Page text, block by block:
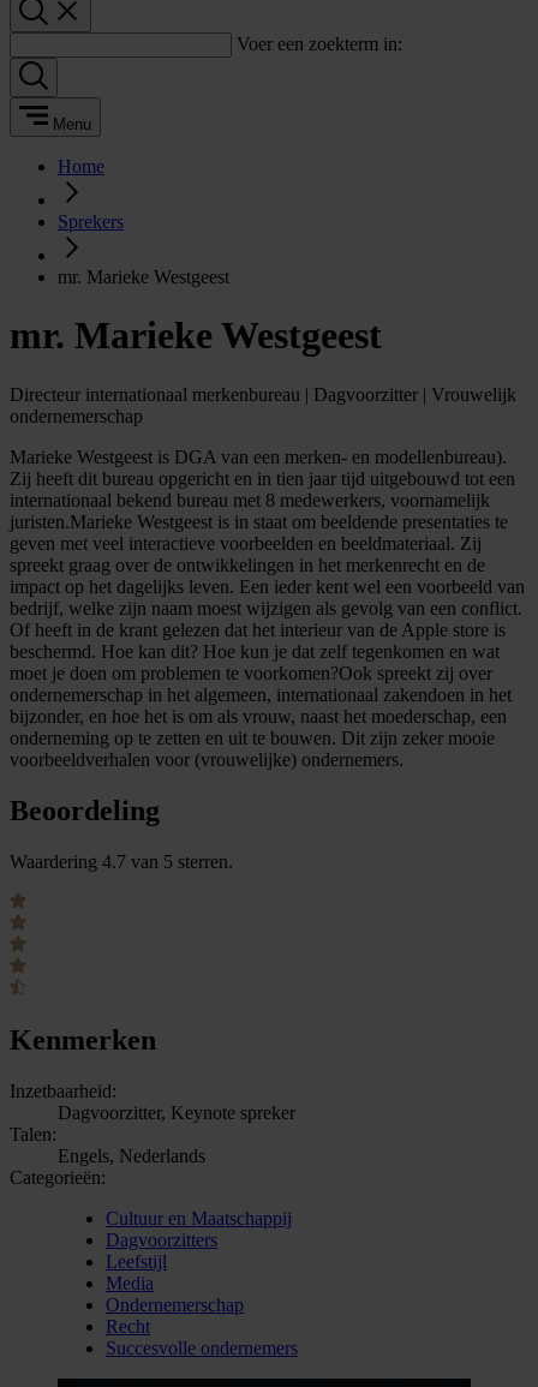
Voer een zoekterm in:
Menu
Home
Sprekers
mr. Marieke Westgeest
mr. Marieke Westgeest
Directeur internationaal merkenbureau | Dagvoorzitter | Vrouwelijk
ondernemerschap
Marieke Westgeest is DGA van een merken- en modellenbureau).
Zij heeft dit bureau opgericht en in tien jaar tijd uitgebouwd tot een
internationaal bekend bureau met 8 medewerkers, voornamelijk
juristen.Marieke Westgeest is in staat om beeldende presentaties te
geven met veel interactieve voorbeelden en beeldmateriaal. Zij
spreekt graag over de ontwikkelingen in het merkenrecht en de
impact op het dagelijks leven. Een ieder kent wel een voorbeeld van
bedrijf, welke zijn naam moest wijzigen als gevolg van een conflict.
Of heeft in de krant gelezen dat het interieur van de Apple store is
beschermd. Hoe kan dit? Hoe kun je dat zelf tegenkomen en wat
moet je doen om problemen te voorkomen?Ook spreekt zij over
ondernemerschap in het algemeen, internationaal zakendoen in het
bijzonder, en hoe het is om als vrouw, naast het moederschap, een
onderneming op te zetten en uit te bouwen. Dit zijn zeker mooie
voorbeeldverhalen voor (vrouwelijke) ondernemers.
Beoordeling
Waardering 4.7 van 5 sterren.
Kenmerken
Inzetbaarheid:
Dagvoorzitter, Keynote spreker
Talen:
Engels, Nederlands
Categorieën:
Cultuur en Maatschappij
Dagvoorzitters
Leefstijl
Media
Ondernemerschap
Recht
Succesvolle ondernemers